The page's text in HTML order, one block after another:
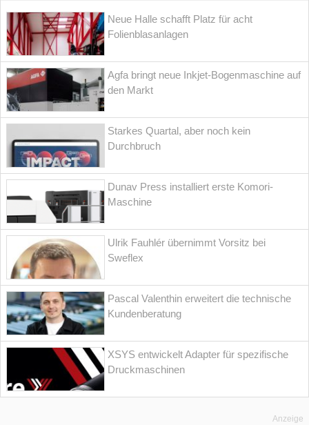
Neue Halle schafft Platz für acht
Folienblasanlagen
Agfa bringt neue Inkjet-Bogenmaschine auf
den Markt
Starkes Quartal, aber noch kein
Durchbruch
Dunav Press installiert erste Komori-
Maschine
Ulrik Fauhlér übernimmt Vorsitz bei
Sweflex
Pascal Valenthin erweitert die technische
Kundenberatung
XSYS entwickelt Adapter für spezifische
Druckmaschinen
Anzeige